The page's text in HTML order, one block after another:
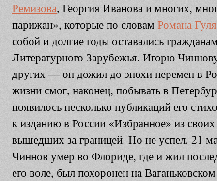
Ремизова, Георгия Иванова и многих,
парижан», которые по словам Романа Гуля
собой и долгие годы оставались
Литературного Зарубежья. Игорю
других — он дожил до эпохи перемен в
жизни смог, наконец, побывать в
появилось несколько публикаций его
к изданию в России «Избранное» из
вышедших за границей. Но не успел. 21
Чиннов умер во Флориде, где и жил
его воле, был похоронен на